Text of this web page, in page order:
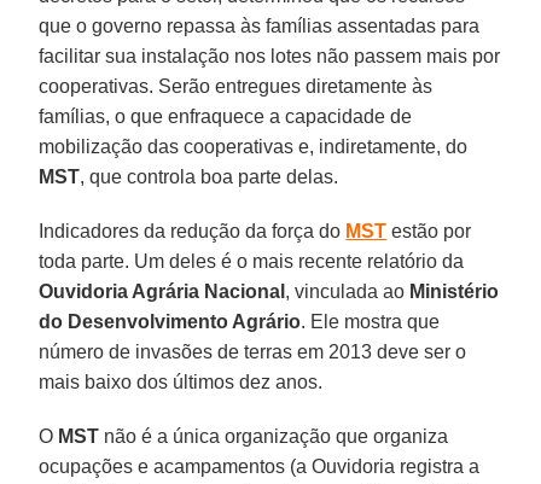
que o governo repassa às famílias assentadas para
facilitar sua instalação nos lotes não passem mais por
cooperativas. Serão entregues diretamente às
famílias, o que enfraquece a capacidade de
mobilização das cooperativas e, indiretamente, do
MST, que controla boa parte delas.
Indicadores da redução da força do MST estão por
toda parte. Um deles é o mais recente relatório da
Ouvidoria Agrária Nacional , vinculada ao Ministério
do Desenvolvimento Agrário. Ele mostra que
número de invasões de terras em 2013 deve ser o
mais baixo dos últimos dez anos.
O MST não é a única organização que organiza
ocupações e acampamentos (a Ouvidoria registra a